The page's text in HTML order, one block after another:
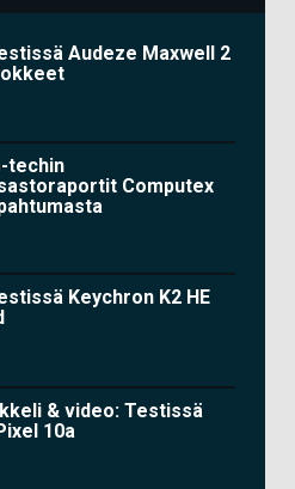
Audeze Maxwell 2
techin
Computex
Keychron K2 HE
& video: Testissä
10a